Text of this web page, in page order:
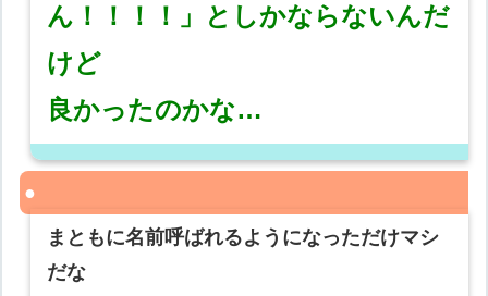
ん！！！！」としかならないんだ
けど
良かったのかな…
まともに名前呼ばれるようになっただけマシ
だな